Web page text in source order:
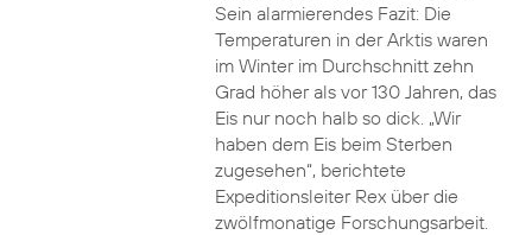
Sein alarmierendes Fazit: Die
Temperaturen in der Arktis waren
im Winter im Durchschnitt zehn
Grad höher als vor 130 Jahren, das
Eis nur noch halb so dick. „Wir
haben dem Eis beim Sterben
zugesehen“, berichtete
Expeditionsleiter Rex über die
zwölfmonatige Forschungsarbeit.